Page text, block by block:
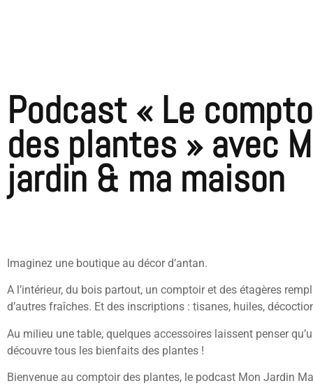
Podcast « Le
des plantes » avec
jardin & ma maison
Imaginez une boutique au décor d’antan.
A l’intérieur, du bois partout, un comptoir et des étagères
d’autres fraîches. Et des inscriptions : tisanes, huiles,
Au milieu une table, quelques accessoires laissent penser
découvre tous les bienfaits des plantes !
Bienvenue au comptoir des plantes, le podcast Mon Jardin